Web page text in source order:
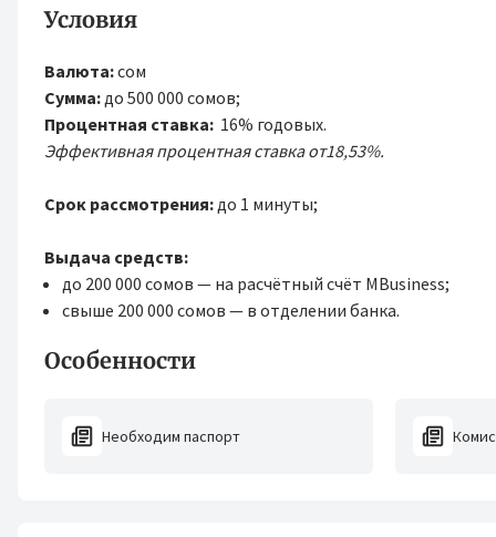
Условия
Валюта:сом
Сумма:до 500 000 сомов;
Процентная ставка: 16% годовых.
Эффективная процентная ставка от18,53%.
Срок рассмотрения:до 1 минуты;
Выдача средств:
до 200 000 сомов — на расчётный счёт MBusiness;
свыше 200 000 сомов — в отделении банка.
Особенности
Необходим паспорт